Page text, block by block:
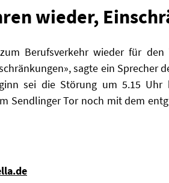
wieder,
Berufsverkehr wieder für
sagte ein Sprecher
sei die Störung um 5.15
Sendlinger Tor noch mit dem